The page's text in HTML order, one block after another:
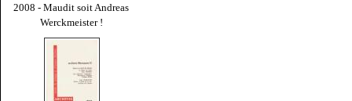
2008 - Maudit soit Andreas
Werckmeister !